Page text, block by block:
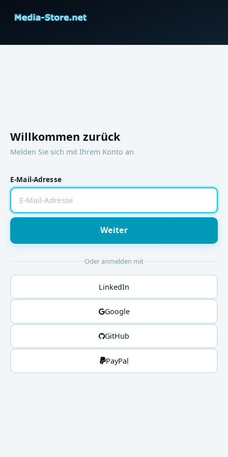
Willkommen zurück
Melden Sie sich mit Ihrem Konto an
E-Mail-Adresse
Weiter
Oder anmelden mit
LinkedIn
Google
GitHub
PayPal